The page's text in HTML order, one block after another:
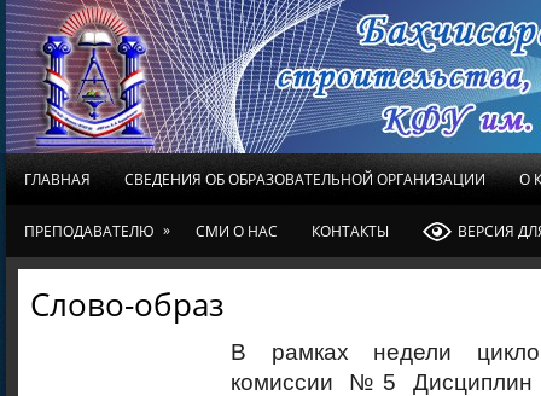
ГЛАВНАЯ СВЕДЕНИЯ ОБ ОБРАЗОВАТЕЛЬНОЙ ОРГАНИЗАЦИИ О
ПРЕПОДАВАТЕЛЮ » СМИ О НАС КОНТАКТЫ ВЕРСИЯ
Слово-образ
В рамках недели
комиссии №5 Дисциплин